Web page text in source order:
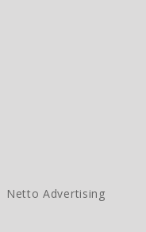
Netto Advertising